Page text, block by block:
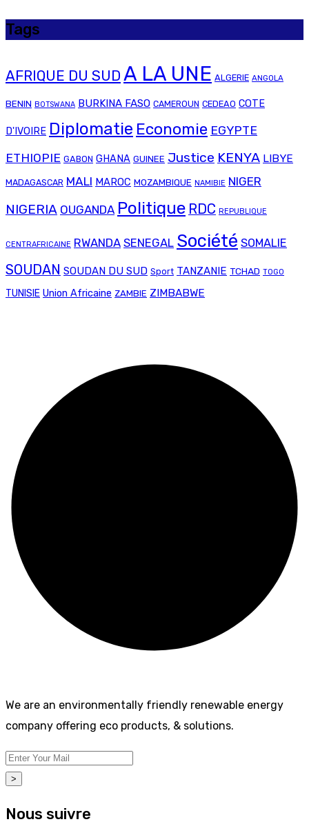
Tags
AFRIQUE DU SUD A LA UNE ALGERIE ANGOLA
BENIN BOTSWANA BURKINA FASO CAMEROUN CEDEAO COTE
D'IVOIRE Diplomatie Economie EGYPTE
ETHIOPIE GABON GHANA GUINEE Justice KENYA LIBYE
MADAGASCAR MALI MAROC MOZAMBIQUE NAMIBIE NIGER
NIGERIA OUGANDA Politique RDC REPUBLIQUE
CENTRAFRICAINE RWANDA SENEGAL Société SOMALIE
SOUDAN SOUDAN DU SUD Sport TANZANIE TCHAD TOGO
TUNISIE Union Africaine ZAMBIE ZIMBABWE
We are an environmentally friendly renewable energy
company offering eco products, & solutions.
>
Nous suivre